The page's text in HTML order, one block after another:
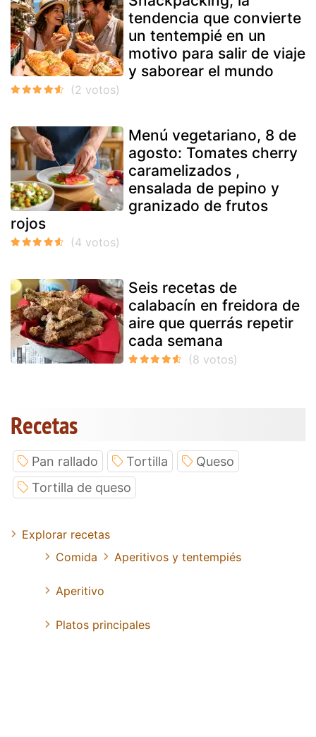
tendencia que convierte
un tentempié en un
motivo para salir de viaje
y saborear el mundo
Menú vegetariano, 8 de
agosto: Tomates cherry
caramelizados ,
ensalada de pepino y
granizado de frutos
rojos
Seis recetas de
calabacín en freidora de
aire que querrás repetir
cada semana
Recetas
Pan rallado Tortilla
Queso
Tortilla de queso
Explorar recetas
Comida
Aperitivos y tentempiés
Aperitivo
Platos principales